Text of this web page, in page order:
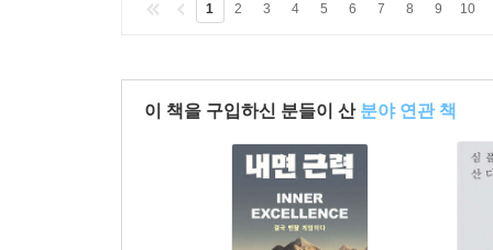
1 2 3 4 5 6 7 8 9 10
이 책을 구입하신 분들이 산 분야 연관 책